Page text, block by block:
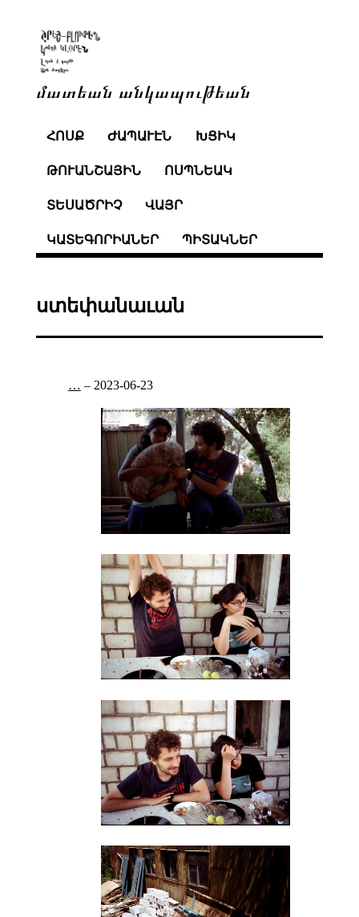
մատեան անկապութեան
ՀՈՍՔ ԺԱՊԱՒԷՆ ԽՑԻԿ
ԹՈՒԱՆՇԱՅԻՆ ՈՍՊՆԵԱԿ
ՏԵՍԱԾՐԻՉ ՎԱՅՐ
ԿԱՏԵԳՈՐԻԱՆԵՐ ՊԻՏԱԿՆԵՐ
ստեփանաւան
… – 2023-06-23